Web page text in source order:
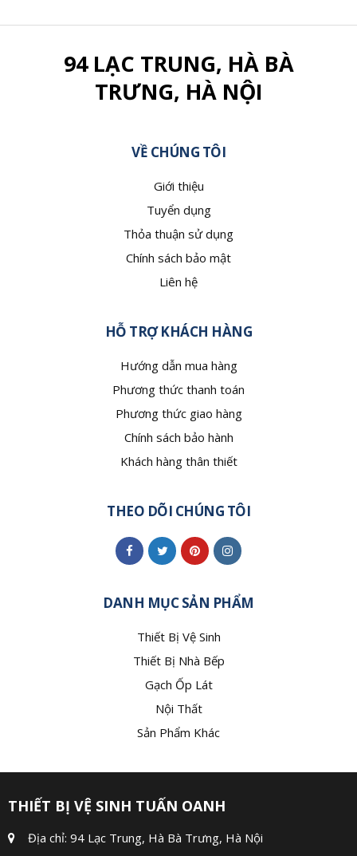
94 LẠC TRUNG, HÀ BÀ
TRƯNG, HÀ NỘI
VỀ CHÚNG TÔI
Giới thiệu
Tuyển dụng
Thỏa thuận sử dụng
Chính sách bảo mật
Liên hệ
HỖ TRỢ KHÁCH HÀNG
Hướng dẫn mua hàng
Phương thức thanh toán
Phương thức giao hàng
Chính sách bảo hành
Khách hàng thân thiết
THEO DÕI CHÚNG TÔI
DANH MỤC SẢN PHẨM
Thiết Bị Vệ Sinh
Thiết Bị Nhà Bếp
Gạch Ốp Lát
Nội Thất
Sản Phẩm Khác
THIẾT BỊ VỆ SINH TUẤN OANH
Địa chỉ: 94 Lạc Trung, Hà Bà Trưng, Hà Nội